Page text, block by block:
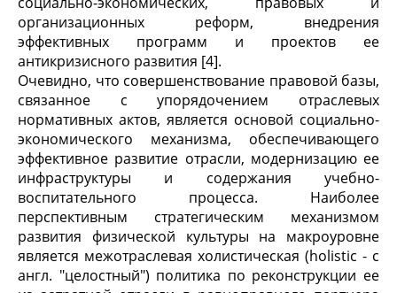
организационных реформ, внедрения
эффективных программ и проектов ее
антикризисного развития [4].
Очевидно, что совершенствование правовой базы,
связанное с упорядочением отраслевых
нормативных актов, является основой социально-
экономического механизма, обеспечивающего
эффективное развитие отрасли, модернизацию ее
инфраструктуры и содержания учебно-
воспитательного процесса. Наиболее
перспективным стратегическим механизмом
развития физической культуры на макроуровне
является межотраслевая холистическая (holistic - с
англ. "целостный") политика по реконструкции ее